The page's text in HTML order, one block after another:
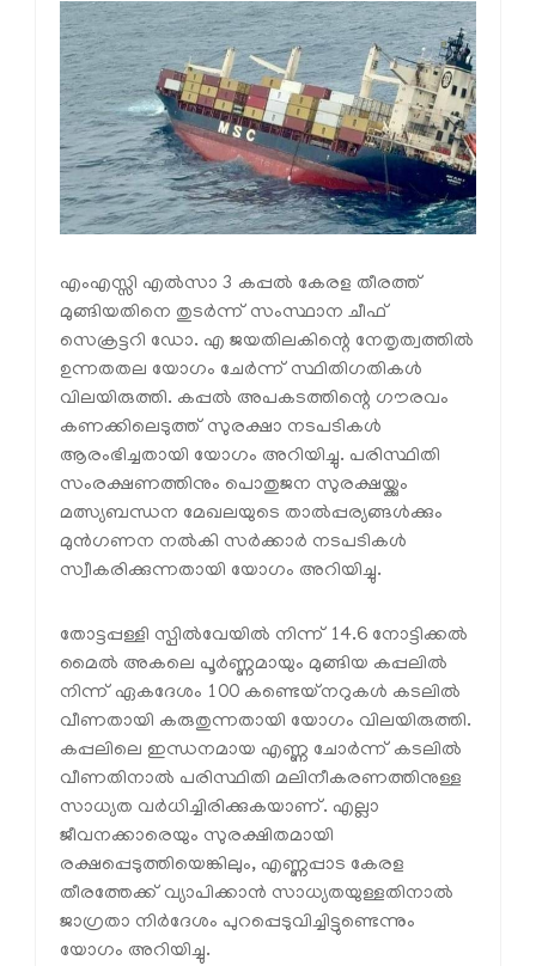
എംഎസ്സി എൽസാ 3 കപ്പൽ കേരള തീരത്ത്
മുങ്ങിയതിനെ തുടർന്ന് സംസ്ഥാന ചീഫ്
സെക്രട്ടറി ഡോ. എ ജയതിലകിന്റെ നേതൃത്വത്തിൽ
ഉന്നതതല യോഗം ചേർന്ന് സ്ഥിതിഗതികൾ
വിലയിരുത്തി. കപ്പൽ അപകടത്തിന്റെ ഗൗരവം
കണക്കിലെടുത്ത് സുരക്ഷാ നടപടികൾ
ആരംഭിച്ചതായി യോഗം അറിയിച്ചു. പരിസ്ഥിതി
സംരക്ഷണത്തിനും പൊതുജന സുരക്ഷയ്ക്കും
മത്സ്യബന്ധന മേഖലയുടെ താൽപ്പര്യങ്ങൾക്കും
മുൻഗണന നൽകി സർക്കാർ നടപടികൾ
സ്വീകരിക്കുന്നതായി യോഗം അറിയിച്ചു.
തോട്ടപ്പള്ളി സ്പിൽവേയിൽ നിന്ന് 14.6 നോട്ടിക്കൽ
മൈൽ അകലെ പൂർണ്ണമായും മുങ്ങിയ കപ്പലിൽ
നിന്ന് ഏകദേശം 100 കണ്ടെയ്‌നറുകൾ കടലിൽ
വീണതായി കരുതുന്നതായി യോഗം വിലയിരുത്തി.
കപ്പലിലെ ഇന്ധനമായ എണ്ണ ചോർന്ന് കടലിൽ
വീണതിനാൽ പരിസ്ഥിതി മലിനീകരണത്തിനുള്ള
സാധ്യത വർധിച്ചിരിക്കുകയാണ്. എല്ലാ
ജീവനക്കാരെയും സുരക്ഷിതമായി
രക്ഷപ്പെടുത്തിയെങ്കിലും, എണ്ണപ്പാട കേരള
തീരത്തേക്ക് വ്യാപിക്കാൻ സാധ്യതയുള്ളതിനാൽ
ജാഗ്രതാ നിർദേശം പുറപ്പെടുവിച്ചിട്ടുണ്ടെന്നും
യോഗം അറിയിച്ചു.